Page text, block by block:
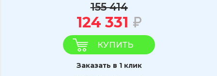
155 414
124 331
КУПИТЬ
Заказать в 1 клик